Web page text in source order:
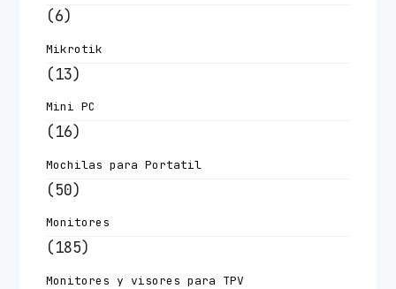
(6)
Mikrotik
(13)
Mini PC
(16)
Mochilas para Portatil
(50)
Monitores
(185)
Monitores y visores para TPV